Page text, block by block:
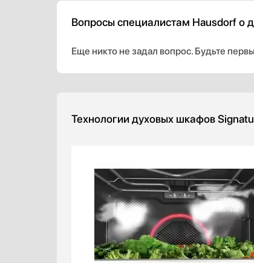
Вопросы специалистам Hausdorf о
Еще никто не задал вопрос. Будьте
Технологии духовых шкафов